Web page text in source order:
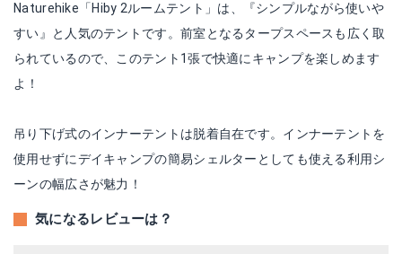
Naturehike「Hiby 2ルームテント」は、『シンプルながら使いや
すい』と人気のテントです。前室となるタープスペースも広く取
られているので、このテント1張で快適にキャンプを楽しめます
よ！
吊り下げ式のインナーテントは脱着自在です。インナーテントを
使用せずにデイキャンプの簡易シェルターとしても使える利用シ
ーンの幅広さが魅力！
気になるレビューは？